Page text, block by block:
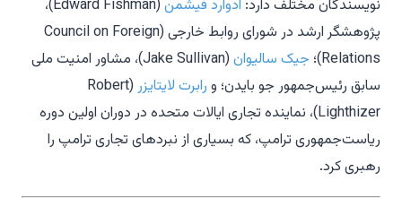
نویسندگان مختلف دارد: ادوارد فیشمن
(Edward Fishman)،
پژوهشگر ارشد در شورای روابط خارجی (Council on Foreign
Relations)؛ جیک سالیوان
(Jake Sullivan)، مشاور امنیت ملی
سابق رئیس‌جمهور جو بایدن؛ و رابرت لایتایزر (Robert
Lighthizer)، نماینده تجاری ایالات متحده در دوران اولین دوره
ریاست‌جمهوری ترامپ، که بسیاری از نبردهای تجاری ترامپ را
رهبری کرد.